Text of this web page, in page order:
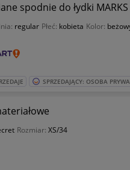
spodnie do łydki
regular Płeć: kobieta Kolor:
SPRZEDAJĄCY: OSOBA
Rozmiar: XS/34